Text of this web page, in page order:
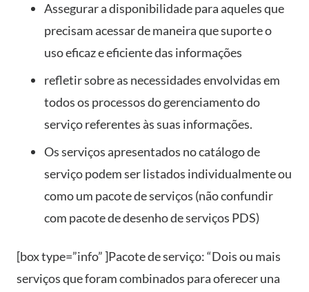
Assegurar a disponibilidade para aqueles que
precisam acessar de maneira que suporte o
uso eficaz e eficiente das informações
refletir sobre as necessidades envolvidas em
todos os processos do gerenciamento do
serviço referentes às suas informações.
Os serviços apresentados no catálogo de
serviço podem ser listados individualmente ou
como um pacote de serviços (não confundir
com pacote de desenho de serviços PDS)
[box type=”info” ]Pacote de serviço: “Dois ou mais
serviços que foram combinados para oferecer una